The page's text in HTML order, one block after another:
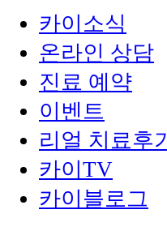
카이소식
온라인 상담
진료 예약
이벤트
리얼 치료후기
카이TV
카이블로그